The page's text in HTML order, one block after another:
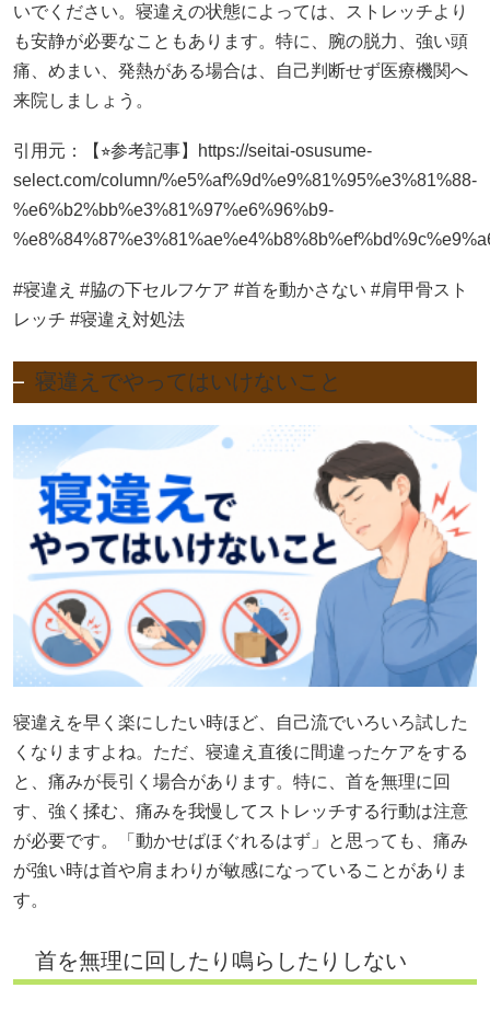
いでください。寝違えの状態によっては、ストレッチより
も安静が必要なこともあります。特に、腕の脱力、強い頭
痛、めまい、発熱がある場合は、自己判断せず医療機関へ
来院しましょう。
引用元：【⭐︎参考記事】https://seitai-osusume-
select.com/column/%e5%af%9d%e9%81%95%e3%81%88-
%e6%b2%bb%e3%81%97%e6%96%b9-
#寝違え #脇の下セルフケア #首を動かさない #肩甲骨スト
レッチ #寝違え対処法
寝違えでやってはいけないこと
寝違えを早く楽にしたい時ほど、自己流でいろいろ試した
くなりますよね。ただ、寝違え直後に間違ったケアをする
と、痛みが長引く場合があります。特に、首を無理に回
す、強く揉む、痛みを我慢してストレッチする行動は注意
が必要です。「動かせばほぐれるはず」と思っても、痛み
が強い時は首や肩まわりが敏感になっていることがありま
す。
首を無理に回したり鳴らしたりしない